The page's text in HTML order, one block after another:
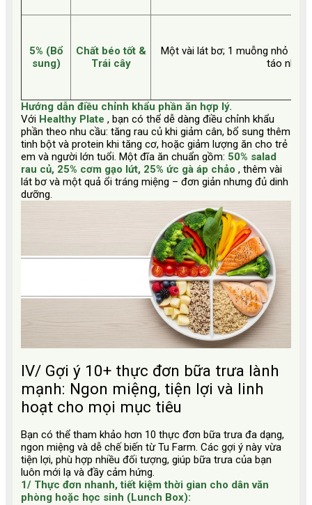
5% (Bổ
sung)
Chất béo tốt &
Trái cây
Một vài lát bơ; 1 muỗng nhỏ
táo nhỏ;
Hướng dẫn điều chỉnh khẩu phần ăn hợp lý.
Với Healthy Plate , bạn có thể dễ dàng điều chỉnh khẩu
phần theo nhu cầu: tăng rau củ khi giảm cân, bổ sung thêm
tinh bột và protein khi tăng cơ, hoặc giảm lượng ăn cho trẻ
em và người lớn tuổi. Một đĩa ăn chuẩn gồm: 50% salad
rau củ, 25% cơm gạo lứt, 25% ức gà áp chảo , thêm vài
lát bơ và một quả ổi tráng miệng – đơn giản nhưng đủ dinh
dưỡng.
IV/ Gợi ý 10+ thực đơn bữa trưa lành
mạnh: Ngon miệng, tiện lợi và linh
hoạt cho mọi mục tiêu
Bạn có thể tham khảo hơn 10 thực đơn bữa trưa đa dạng,
ngon miệng và dễ chế biến từ Tu Farm. Các gợi ý này vừa
tiện lợi, phù hợp nhiều đối tượng, giúp bữa trưa của bạn
luôn mới lạ và đầy cảm hứng.
1/ Thực đơn nhanh, tiết kiệm thời gian cho dân văn
phòng hoặc học sinh (Lunch Box):